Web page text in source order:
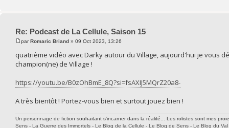
Re: Podcast de La Cellule, Saison 15
parRomaric Briand » 09 Oct 2023, 13:26
quatrième vidéo avec Darky autour du Village, aujourd'hui je vous
champion(ne) de Village !
https://youtu.be/B0zOhBmE_8Q?si=fsAXIJ5MQrZ20a8-
A très bientôt ! Portez-vous bien et surtout jouez bien !
Un personnage de fiction souhaitant s'incarner dans la réalité... Les rolistes sont mes
Sens - La Guerre des Immortels - Le Blog de la Cellule - Le Blog de Sens - Le Blog du Val